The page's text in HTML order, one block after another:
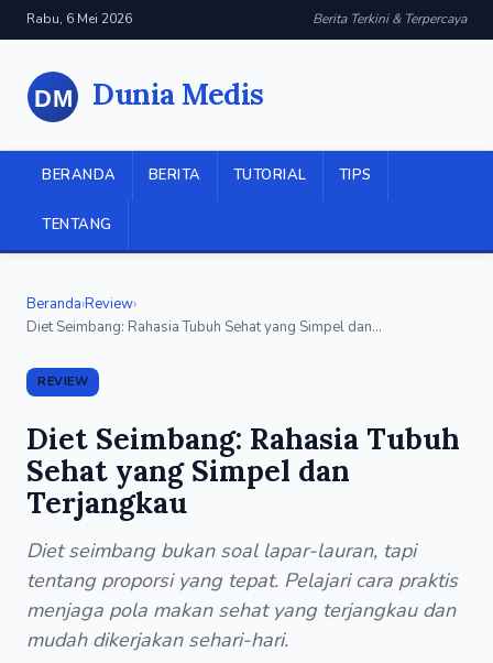
Rabu, 6 Mei 2026 Berita Terkini & Terpercaya
Dunia Medis
BERANDA BERITA TUTORIAL TIPS
TENTANG
Beranda›Review›
Diet Seimbang: Rahasia Tubuh Sehat yang Simpel dan...
REVIEW
Diet Seimbang: Rahasia Tubuh
Sehat yang Simpel dan
Terjangkau
Diet seimbang bukan soal lapar-lauran, tapi
tentang proporsi yang tepat. Pelajari cara praktis
menjaga pola makan sehat yang terjangkau dan
mudah dikerjakan sehari-hari.